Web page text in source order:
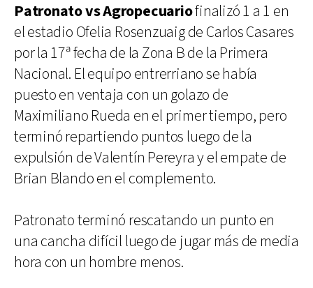
Patronato vs Agropecuariofinalizó 1 a 1 en
el estadio Ofelia Rosenzuaig de Carlos Casares
por la 17ª fecha de la Zona B de la Primera
Nacional. El equipo entrerriano se había
puesto en ventaja con un golazo de
Maximiliano Rueda en el primer tiempo, pero
terminó repartiendo puntos luego de la
expulsión de Valentín Pereyra y el empate de
Brian Blando en el complemento.
Patronato terminó rescatando un punto en
una cancha difícil luego de jugar más de media
hora con un hombre menos.